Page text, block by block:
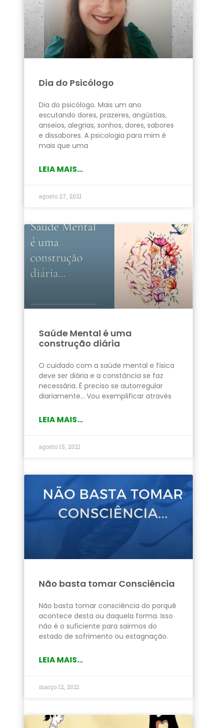
Dia do Psicólogo
Dia do psicólogo. Mais um ano
escutando dores, prazeres, angústias,
anseios, alegrias, sonhos, dores, sabores
e dissabores. A psicologia para mim é
mais que uma
LEIA MAIS...
agosto 27, 2021
Saúde Mental é uma
construção diária
O cuidado com a saúde mental e física
deve ser diária e a constância se faz
necessária. É preciso se autorregular
diariamente… Vou exemplificar através
LEIA MAIS...
agosto 15, 2021
Não basta tomar Consciência
Não basta tomar consciência do porquê
acontece desta ou daquela forma. Isso
não é o suficiente para sairmos do
estado de sofrimento ou estagnação.
LEIA MAIS...
março 12, 2021